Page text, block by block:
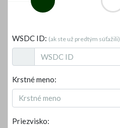
WSDC ID: (ak ste už predtým súťažili)
Krstné meno:
Priezvisko: